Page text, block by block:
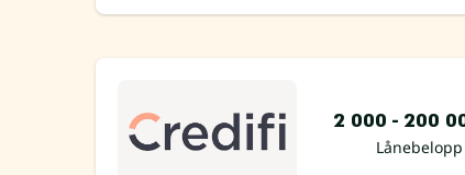
2 000 - 200
Lånebelopp